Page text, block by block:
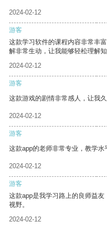
2024-02-12
游客
这款学习软件的课程内容非常丰
解非常生动，让我能够轻松理解知
2024-02-12
游客
这款游戏的剧情非常感人，让我久
2024-02-12
游客
这款app的老师非常专业，教学水
2024-02-12
游客
这款app是我学习路上的良师益
视野。
2024-02-12